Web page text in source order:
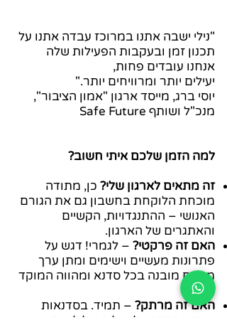
"נילי ישבה אתנו במרוכז עבדה אתנו על
תכנון זמן ובעקבות הפעילות שלה
אנחנו עובדים פחות,
יעילים יותר ומרוויחים יותר."
יוסי ברג, מייסד ארגון "אמון הציבור",
מנכ"ל ושותף Safe Future
למה הזמן שלכם איתי חשוב?
זה מתאים לארגון שלי? כן, מתודה
מוכחת הלוקחת בחשבון גם את הגורם
האנושי – ההתנגדויות, הקשיים
והאתגרים של הארגון.
האם זה פרקטי? – לגמרי! דגש על
פתרונות מעשיים וישימים ומתן ערך
מיידים מובנה בכל סדנא ומהווה המוקד
שלה.
האם זה מרתק? – תמיד. בסדנאות
ישנה הקפדה על שילוב של לימוד